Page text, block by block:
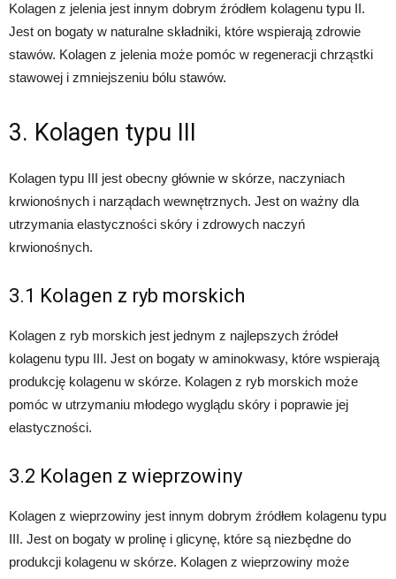
Kolagen z jelenia jest innym dobrym źródłem kolagenu typu II.
Jest on bogaty w naturalne składniki, które wspierają zdrowie
stawów. Kolagen z jelenia może pomóc w regeneracji chrząstki
stawowej i zmniejszeniu bólu stawów.
3. Kolagen typu III
Kolagen typu III jest obecny głównie w skórze, naczyniach
krwionośnych i narządach wewnętrznych. Jest on ważny dla
utrzymania elastyczności skóry i zdrowych naczyń
krwionośnych.
3.1 Kolagen z ryb morskich
Kolagen z ryb morskich jest jednym z najlepszych źródeł
kolagenu typu III. Jest on bogaty w aminokwasy, które wspierają
produkcję kolagenu w skórze. Kolagen z ryb morskich może
pomóc w utrzymaniu młodego wyglądu skóry i poprawie jej
elastyczności.
3.2 Kolagen z wieprzowiny
Kolagen z wieprzowiny jest innym dobrym źródłem kolagenu typu
III. Jest on bogaty w prolinę i glicynę, które są niezbędne do
produkcji kolagenu w skórze. Kolagen z wieprzowiny może